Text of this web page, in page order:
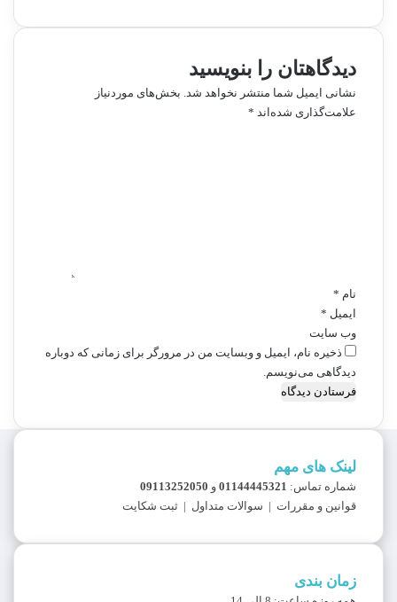
دیدگاهتان را بنویسید
نشانی ایمیل شما منتشر نخواهد شد. بخش‌های موردنیاز
علامت‌گذاری شده‌اند *
نام *
ایمیل *
وب‌ سایت
ذخیره نام، ایمیل و وبسایت من در مرورگر برای زمانی که دوباره
دیدگاهی می‌نویسم.
لینک های مهم
شماره تماس: 01144445321 و 09113252050
قوانین و مقررات | سوالات متداول | ثبت شکایت
زمان بندی